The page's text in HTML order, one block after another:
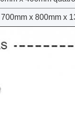
700mm x 800mm x